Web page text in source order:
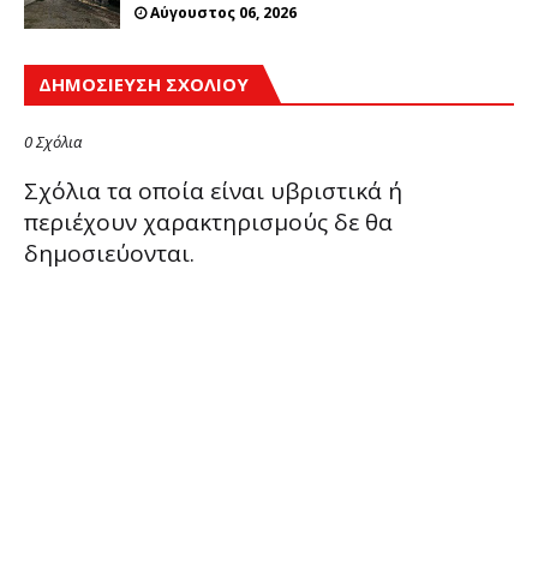
Αύγουστος 06, 2026
ΔΗΜΟΣΊΕΥΣΗ ΣΧΟΛΊΟΥ
0 Σχόλια
Σχόλια τα οποία είναι υβριστικά ή
περιέχουν χαρακτηρισμούς δε θα
δημοσιεύονται.